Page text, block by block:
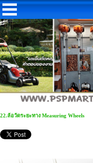
22.ล้อวัดระยะทาง Measuring Wheels